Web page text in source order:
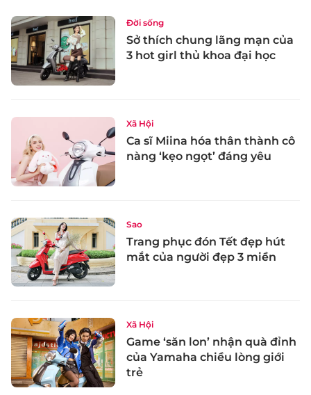
Đời sống
Sở thích chung lãng mạn của
3 hot girl thủ khoa đại học
Xã Hội
Ca sĩ Miina hóa thân thành cô
nàng ‘kẹo ngọt’ đáng yêu
Sao
Trang phục đón Tết đẹp hút
mắt của người đẹp 3 miền
Xã Hội
Game ‘săn lon’ nhận quà đỉnh
của Yamaha chiều lòng giới
trẻ